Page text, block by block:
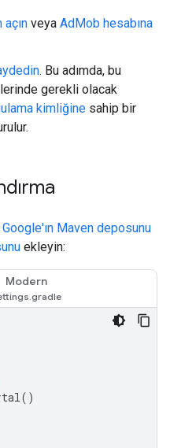
açın veya AdMob hesabına
. Bu adımda, bu
gerekli olacak
kimliğine sahip bir
Google'ın Maven deposunu
ekleyin:
Modern
()